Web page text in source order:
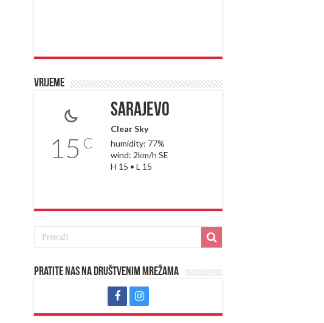
Vrijeme
15 C
Sarajevo
Clear Sky
humidity: 77%
wind: 2km/h SE
H 15 • L 15
Pratite nas na društvenim mrežama